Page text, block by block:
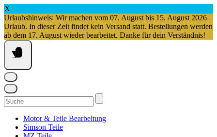
X
Urlaubshinweis: Wir machen vom 07. August bis 15. August 2026
Urlaub. In dieser Zeit findet kein Versand statt. Bestellungen werden
ab dem 17. August wieder bearbeitet. Danke für dein Verständnis!
Springe
zum
Inhalt
Suchen
nach:
Motor & Teile Bearbeitung
Simson Teile